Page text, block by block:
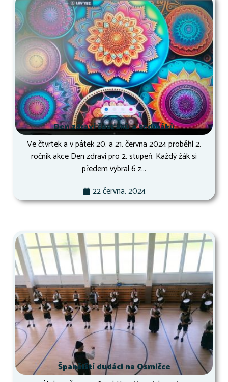
Den zdraví šesťáků a sedmáků
Ve čtvrtek a v pátek 20. a 21. června 2024 proběhl 2.
ročník akce Den zdraví pro 2. stupeň. Každý žák si
předem vybral 6 z...
22 června, 2024
Španělští dudáci na Osmičce